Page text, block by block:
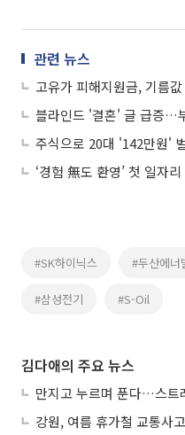
관련 뉴스
고유가 피해지원금, 기름
블라인드 '결혼' 글 급증…
주식으로 20대 '142만원'
‘경험 無도 환영’ 첫 일자
#SK하이닉스 #두산에너
#삼성전기 #S-Oil
김다애의 주요 뉴스
만지고 누르며 푼다…스트
강원, 여름 휴가철 교통사